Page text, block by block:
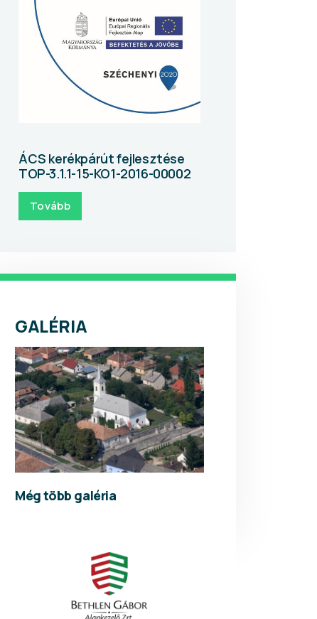
ÁCS kerékpárút fejlesztése
TOP-3.1.1-15-KO1-2016-00002
Tovább
GALÉRIA
Még több galéria